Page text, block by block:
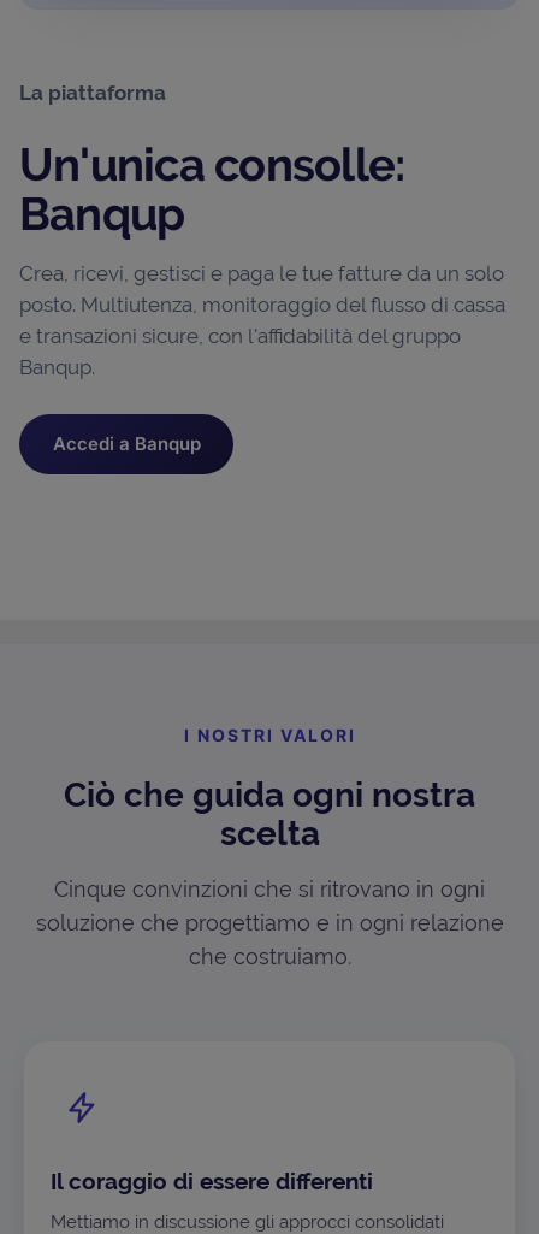
La piattaforma
Un'unica consolle:
Banqup
Crea, ricevi, gestisci e paga le tue fatture da un solo
posto. Multiutenza, monitoraggio del flusso di cassa
e transazioni sicure, con l'affidabilità del gruppo
Banqup.
Accedi a Banqup
I NOSTRI VALORI
Ciò che guida ogni nostra
scelta
Cinque convinzioni che si ritrovano in ogni
soluzione che progettiamo e in ogni relazione
che costruiamo.
Il coraggio di essere differenti
Mettiamo in discussione gli approcci consolidati